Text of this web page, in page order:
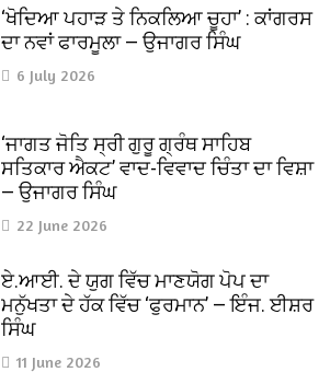
‘ਖੋਦਿਆ ਪਹਾੜ ਤੇ ਨਿਕਲਿਆ ਚੂਹਾ’ : ਕਾਂਗਰਸ
ਦਾ ਨਵਾਂ ਫਾਰਮੂਲਾ — ਉਜਾਗਰ ਸਿੰਘ
6 July 2026
‘ਜਾਗਤ ਜੋਤਿ ਸ੍ਰੀ ਗੁਰੂ ਗ੍ਰੰਥ ਸਾਹਿਬ
ਸਤਿਕਾਰ ਐਕਟ’ ਵਾਦ-ਵਿਵਾਦ ਚਿੰਤਾ ਦਾ ਵਿਸ਼ਾ
— ਉਜਾਗਰ ਸਿੰਘ
22 June 2026
ਏ.ਆਈ. ਦੇ ਯੁਗ ਵਿੱਚ ਮਾਣਯੋਗ ਪੋਪ ਦਾ
ਮਨੁੱਖਤਾ ਦੇ ਹੱਕ ਵਿੱਚ ‘ਫੁਰਮਾਨ’ — ਇੰਜ. ਈਸ਼ਰ
ਸਿੰਘ
11 June 2026